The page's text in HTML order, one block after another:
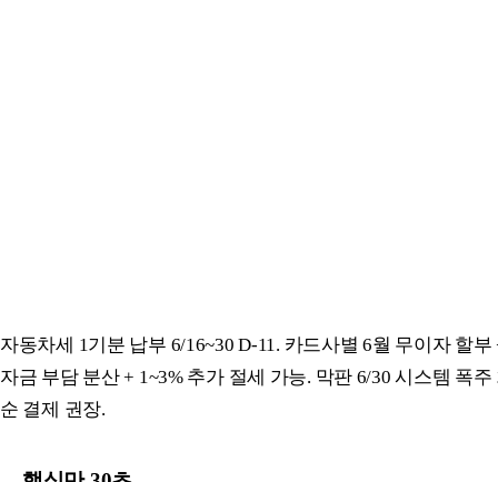
자동차세 1기분 납부 6/16~30 D-11. 카드사별 6월 무이자 할
자금 부담 분산 + 1~3% 추가 절세 가능. 막판 6/30 시스템 폭
순 결제 권장.